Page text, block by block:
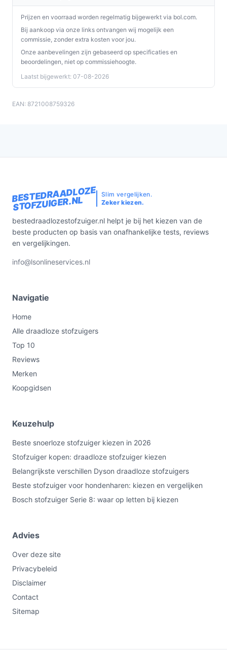
Prijzen en voorraad worden regelmatig bijgewerkt via bol.com.
Bij aankoop via onze links ontvangen wij mogelijk een
commissie, zonder extra kosten voor jou.
Onze aanbevelingen zijn gebaseerd op specificaties en
beoordelingen, niet op commissiehoogte.
Laatst bijgewerkt: 07-08-2026
EAN: 8721008759326
BESTEDRAADLOZE
STOFZUIGER.NL
Slim vergelijken.
Zeker kiezen.
bestedraadlozestofzuiger.nl helpt je bij het kiezen van de
beste producten op basis van onafhankelijke tests, reviews
en vergelijkingen.
info@lsonlineservices.nl
Navigatie
Home
Alle draadloze stofzuigers
Top 10
Reviews
Merken
Koopgidsen
Keuzehulp
Beste snoerloze stofzuiger kiezen in 2026
Stofzuiger kopen: draadloze stofzuiger kiezen
Belangrijkste verschillen Dyson draadloze stofzuigers
Beste stofzuiger voor hondenharen: kiezen en vergelijken
Bosch stofzuiger Serie 8: waar op letten bij kiezen
Advies
Over deze site
Privacybeleid
Disclaimer
Contact
Sitemap